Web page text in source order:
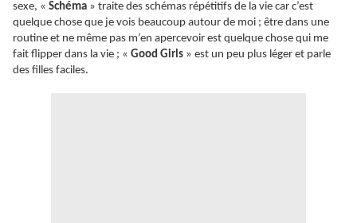
sexe, « Schéma » traite des schémas répétitifs de la vie car c’est
quelque chose que je vois beaucoup autour de moi ; être dans une
routine et ne même pas m’en apercevoir est quelque chose qui me
fait flipper dans la vie ; « Good Girls » est un peu plus léger et parle
des filles faciles.